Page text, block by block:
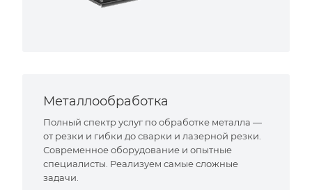
Металлообработка
Полный спектр услуг по обработке металла —
от резки и гибки до сварки и лазерной резки.
Современное оборудование и опытные
специалисты. Реализуем самые сложные
задачи.